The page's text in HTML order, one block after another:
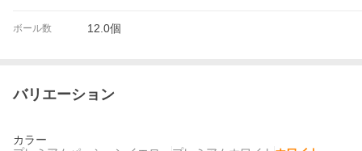
ボール数 12.0個
バリエーション
カラー